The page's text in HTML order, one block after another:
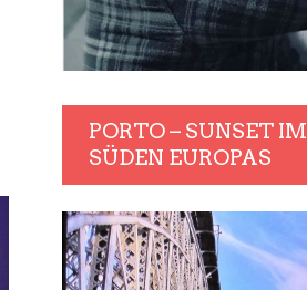
PORTO – SUNSET IM
SÜDEN EUROPAS